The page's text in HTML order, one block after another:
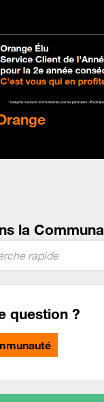
la
question ?